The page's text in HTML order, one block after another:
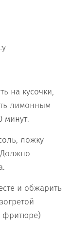
на кусочки,
лимонным
минут.
ложку
Должно
и обжарить
фритюре)